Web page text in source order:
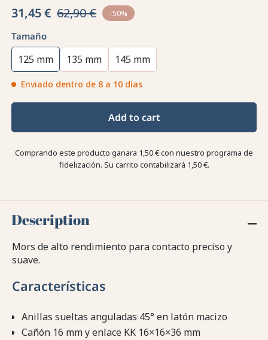
31,45 € 62,90 € -50%
Tamaño
125 mm 135 mm 145 mm
Enviado dentro de 8 a 10 días
Add to cart
Comprando este producto ganara 1,50 €con nuestro programa de
fidelización. Su carrito contabilizará 1,50 €.
Description
Mors de alto rendimiento para contacto preciso y
suave.
Características
Anillas sueltas anguladas 45° en latón macizo
Cañón 16 mm y enlace KK 16×16×36 mm